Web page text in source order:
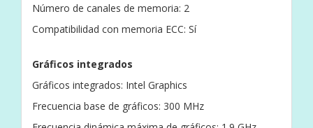
Número de canales de memoria: 2
Compatibilidad con memoria ECC: Sí
Gráficos integrados
Gráficos integrados: Intel Graphics
Frecuencia base de gráficos: 300 MHz